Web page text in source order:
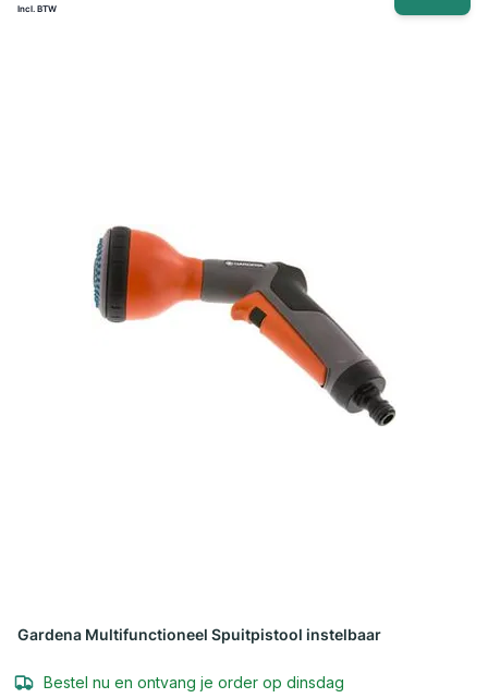
Gardena Multifunctioneel Spuitpistool instelbaar
Bestel nu en ontvang je order op dinsdag